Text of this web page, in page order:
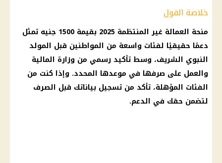
خلاصة القول
منحة العمالة غير المنتظمة
2025 بقيمة 1500 جنيه تمثل
دعمًا حقيقيًا لفئات واسعة من المواطنين قبل المولد
النبوي الشريف، وسط تأكيد رسمي من وزارة المالية
والعمل على صرفها في موعدها المحدد. وإذا كنت من
الفئات المؤهلة، تأكد من تسجيل بياناتك قبل الصرف
لتضمن حقك في الدعم.